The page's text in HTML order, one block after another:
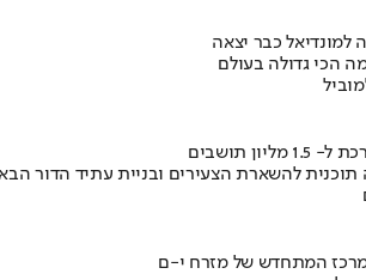
כבר יצאה
הכי גדולה בעולם
תוכנית להשארת הצעירים ובניית עתיד הדור
המתחדש של מזרח י-ם